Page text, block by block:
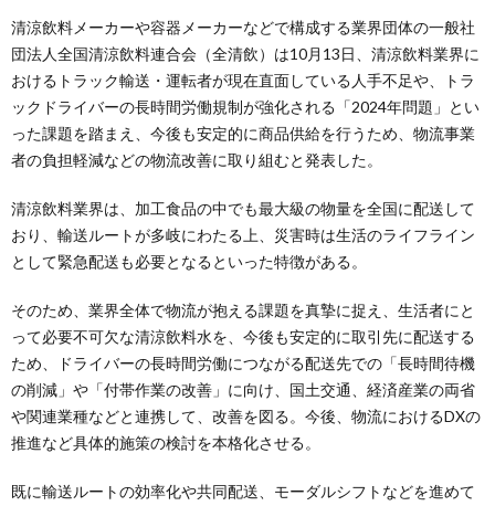
清涼飲料メーカーや容器メーカーなどで構成する業界団体の一般社
団法人全国清涼飲料連合会（全清飲）は10月13日、清涼飲料業界に
おけるトラック輸送・運転者が現在直面している人手不足や、トラ
ックドライバーの長時間労働規制が強化される「2024年問題」とい
った課題を踏まえ、今後も安定的に商品供給を行うため、物流事業
者の負担軽減などの物流改善に取り組むと発表した。
清涼飲料業界は、加工食品の中でも最大級の物量を全国に配送して
おり、輸送ルートが多岐にわたる上、災害時は生活のライフライン
として緊急配送も必要となるといった特徴がある。
そのため、業界全体で物流が抱える課題を真摯に捉え、生活者にと
って必要不可欠な清涼飲料水を、今後も安定的に取引先に配送する
ため、ドライバーの長時間労働につながる配送先での「長時間待機
の削減」や「付帯作業の改善」に向け、国土交通、経済産業の両省
や関連業種などと連携して、改善を図る。今後、物流におけるDXの
推進など具体的施策の検討を本格化させる。
既に輸送ルートの効率化や共同配送、モーダルシフトなどを進めて